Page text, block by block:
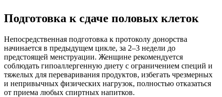
Подготовка к сдаче половых клеток
Непосредственная подготовка к протоколу донорства
начинается в предыдущем цикле, за 2–3 недели до
предстоящей менструации. Женщине рекомендуется
соблюдать гипоаллергенную диету с ограничением специй и
тяжелых для переваривания продуктов, избегать чрезмерных
и непривычных физических нагрузок, полностью отказаться
от приема любых спиртных напитков.